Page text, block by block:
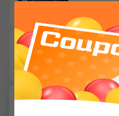
香港 - 台北
來回 |09/21 -
香港 - 高雄